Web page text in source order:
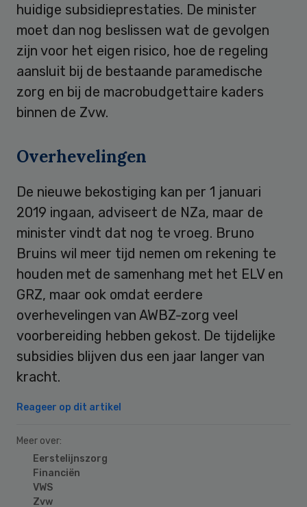
huidige subsidieprestaties. De minister
moet dan nog beslissen wat de gevolgen
zijn voor het eigen risico, hoe de regeling
aansluit bij de bestaande paramedische
zorg en bij de macrobudgettaire kaders
binnen de Zvw.
Overhevelingen
De nieuwe bekostiging kan per 1 januari
2019 ingaan, adviseert de NZa, maar de
minister vindt dat nog te vroeg. Bruno
Bruins wil meer tijd nemen om rekening te
houden met de samenhang met het ELV en
GRZ, maar ook omdat eerdere
overhevelingen van AWBZ-zorg veel
voorbereiding hebben gekost. De tijdelijke
subsidies blijven dus een jaar langer van
kracht.
Reageer op dit artikel
Meer over:
Eerstelijnszorg
Financiën
VWS
Zvw